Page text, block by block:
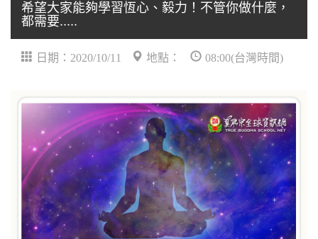
希望大家能夠學習恆心、毅力！不管你做什麼，
都需要.....
日期：2020/10/11 地點： 08:00(台灣時間)